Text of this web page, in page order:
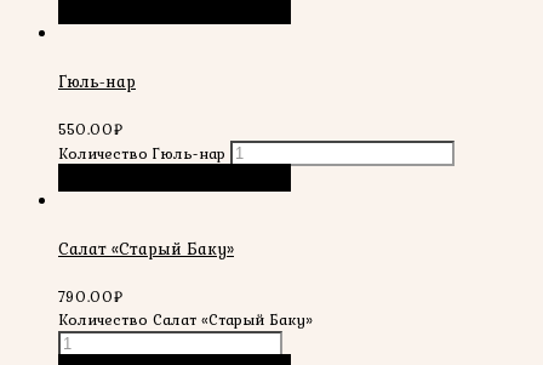
Гюль-нар
550.00₽
Количество Гюль-нар
Салат «Старый Баку»
790.00₽
Количество Салат «Старый Баку»